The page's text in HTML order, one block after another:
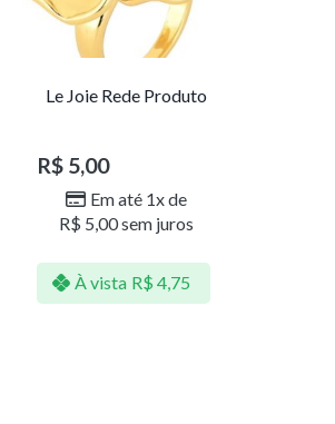
Le Joie Rede Produto
R$ 5,00
Em até 1x de
R$ 5,00sem juros
À vista R$ 4,75